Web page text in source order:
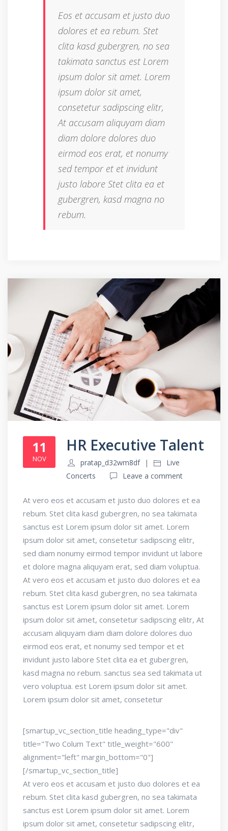
Eos et accusam et justo duo
dolores et ea rebum. Stet
clita kasd gubergren, no sea
takimata sanctus est Lorem
ipsum dolor sit amet. Lorem
ipsum dolor sit amet,
consetetur sadipscing elitr,
At accusam aliquyam diam
diam dolore dolores duo
eirmod eos erat, et nonumy
sed tempor et et invidunt
justo labore Stet clita ea et
gubergren, kasd magna no
rebum.
11
NOV
HR Executive Talent
pratap_d32wm8df
Live
Concerts
Leave a comment
At vero eos et accusam et justo duo dolores et ea
rebum. Stet clita kasd gubergren, no sea takimata
sanctus est Lorem ipsum dolor sit amet. Lorem
ipsum dolor sit amet, consetetur sadipscing elitr,
sed diam nonumy eirmod tempor invidunt ut labore
et dolore magna aliquyam erat, sed diam voluptua.
At vero eos et accusam et justo duo dolores et ea
rebum. Stet clita kasd gubergren, no sea takimata
sanctus est Lorem ipsum dolor sit amet. Lorem
ipsum dolor sit amet, consetetur sadipscing elitr, At
accusam aliquyam diam diam dolore dolores duo
eirmod eos erat, et nonumy sed tempor et et
invidunt justo labore Stet clita ea et gubergren,
kasd magna no rebum. sanctus sea sed takimata ut
vero voluptua. est Lorem ipsum dolor sit amet.
Lorem ipsum dolor sit amet, consetetur
[smartup_vc_section_title heading_type="div"
title="Two Colum Text" title_weight="600"
alignment="left" margin_bottom="0"]
[/smartup_vc_section_title]
At vero eos et accusam et justo duo dolores et ea
rebum. Stet clita kasd gubergren, no sea takimata
sanctus est Lorem ipsum dolor sit amet. Lorem
ipsum dolor sit amet, consetetur sadipscing elitr,